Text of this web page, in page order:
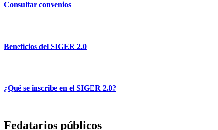
Consultar convenios
Beneficios del SIGER 2.0
¿Qué se inscribe en el SIGER 2.0?
Fedatarios públicos